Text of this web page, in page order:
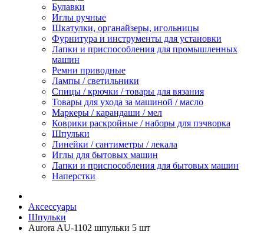
Булавки
Иглы ручные
Шкатулки, органайзеры, игольницы
Фурнитура и инструменты для установки
Лапки и приспособления для промышленных
машин
Ремни приводные
Лампы / светильники
Спицы / крючки / товары для вязания
Товары для ухода за машиной / масло
Маркеры / карандаши / мел
Коврики раскройные / наборы для пэчворка
Шпульки
Линейки / сантиметры / лекала
Иглы для бытовых машин
Лапки и приспособления для бытовых машин
Наперстки
Аксессуары
Шпульки
Aurora AU-1102 шпульки 5 шт